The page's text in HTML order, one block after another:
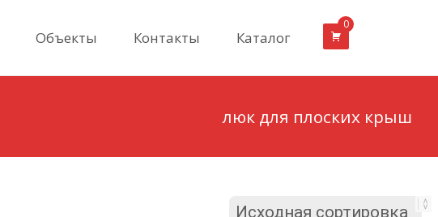
Объекты Контакты Каталог
0
люк для плоских крыш